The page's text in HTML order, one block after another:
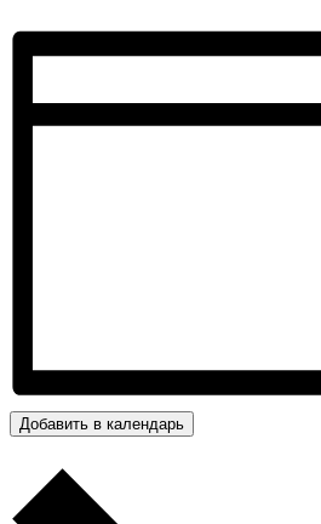
Добавить в календарь